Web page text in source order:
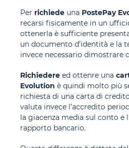
Per richiede una PostePay
recarsi fisicamente in un
ottenerla è sufficiente
un documento d’identità e la
invece necessario dimostrare
Richiedere ed ottenre una
Evolution è quindi molto più
richiesta di una carta di
valuta invece l’accredito
la giacenza media sul conto e
rapporto bancario.